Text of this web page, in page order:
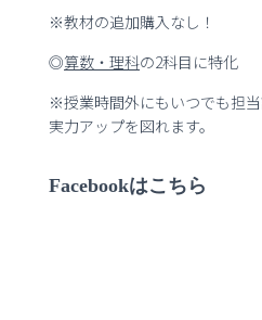
※教材の追加購入なし！
◎算数・理科の2科目に特化
※授業時間外にもいつでも担当
実力アップを図れます。
Facebookはこちら